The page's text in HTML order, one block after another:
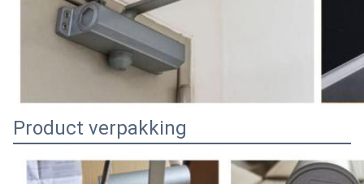
Product verpakking